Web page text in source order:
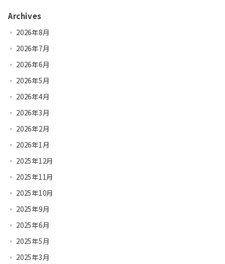
Archives
2026年8月
2026年7月
2026年6月
2026年5月
2026年4月
2026年3月
2026年2月
2026年1月
2025年12月
2025年11月
2025年10月
2025年9月
2025年6月
2025年5月
2025年3月